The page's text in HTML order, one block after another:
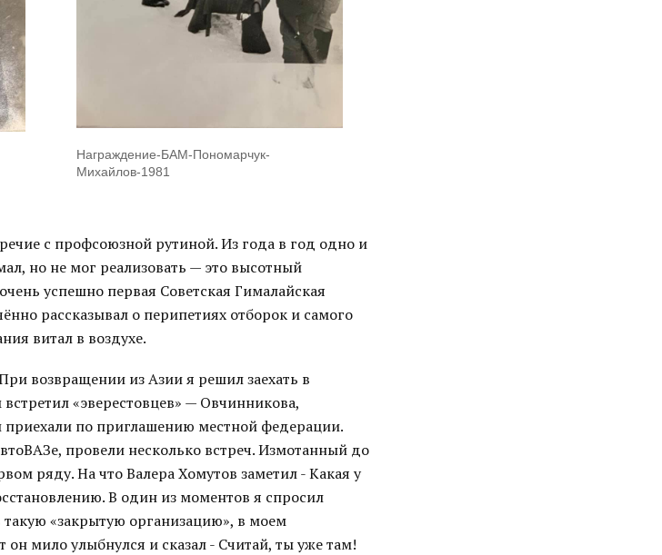
Награждение-БАМ-Пономарчук-
Михайлов-1981
с профсоюзной рутиной. Из года в год одно и
но не мог реализовать — это высотный
успешно первая Советская Гималайская
рассказывал о перипетиях отборок и самого
витал в воздухе.
возвращении из Азии я решил заехать в
«эверестовцев» — Овчинникова,
по приглашению местной федерации.
провели несколько встреч. Измотанный до
ряду. На что Валера Хомутов заметил - Какая у
В один из моментов я спросил
«закрытую организацию», в моем
мило улыбнулся и сказал - Считай, ты уже там!